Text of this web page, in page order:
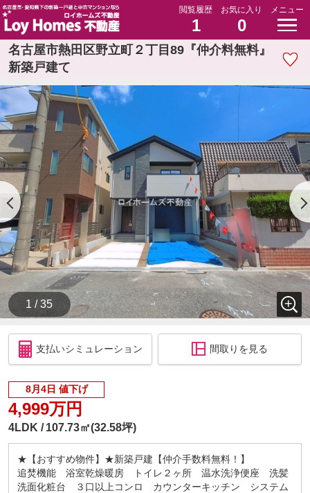
閲覧履歴
1
お気に入り
0
メニュー
名古屋市熱田区野立町２丁目89『仲介料無料』
新築戸建て
1 / 35
支払いシミュレーション 間取りを見る
8月4日 値下げ
4,999万円
4LDK 107.73㎡(32.58坪)
★【おすすめ物件】★新築戸建【仲介手数料無料！】
追焚機能 浴室乾燥暖房 トイレ２ヶ所 温水洗浄便座 洗髪
洗面化粧台 ３口以上コンロ カウンターキッチン システム